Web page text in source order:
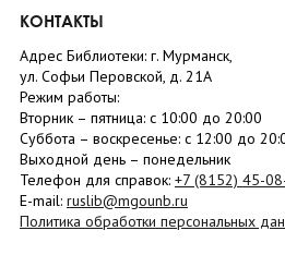
КОНТАКТЫ
Адрес Библиотеки: г. Мурманск,
ул. Софьи Перовской, д. 21А
Режим работы:
Вторник – пятница: с 10:00 до 20:00
Суббота – воскресенье: c 12:00 до
Выходной день – понедельник
Телефон для справок: +7 (8152) 45-
E-mail: ruslib@mgounb.ru
Политика обработки персональных